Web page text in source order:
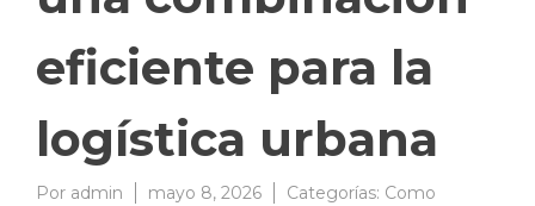
eficiente para la
logística urbana
Por admin mayo 8, 2026 Categorías: Como